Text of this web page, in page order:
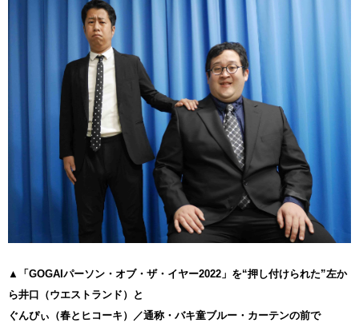
▲「GOGAIパーソン・オブ・ザ・イヤー2022」を“押し付けられた”左か
ら井口（ウエストランド）と
ぐんぴぃ（春とヒコーキ）／通称・バキ童ブルー・カーテンの前で